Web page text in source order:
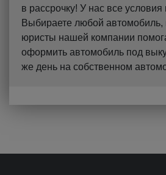
в рассрочку! У нас все
Выбираете любой автомобиль,
юристы нашей компании
оформить автомобиль под
же день на собственном